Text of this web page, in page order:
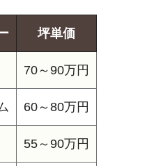
坪単価
70～90万円
60～80万円
55～90万円